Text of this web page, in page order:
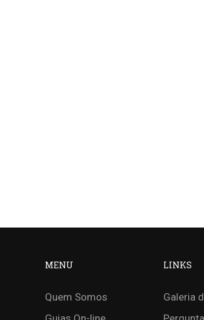
MENU
Quem Somos
LINKS
Galeria